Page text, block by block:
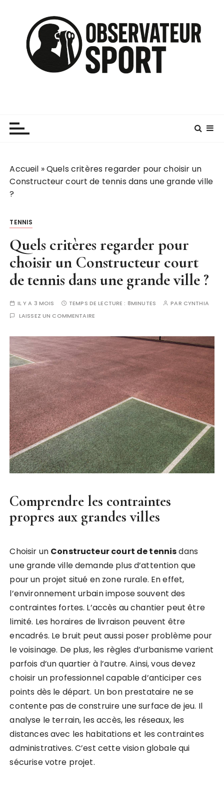
Accueil »Quels critères regarder pour choisir un
Constructeur court de tennis dans une grande ville
?
TENNIS
Quels critères regarder pour
choisir un Constructeur court
de tennis dans une grande ville ?
IL Y A 3 MOIS TEMPS DE LECTURE : 8MINUTES PAR CYNTHIA
LAISSEZ UN COMMENTAIRE
Comprendre les contraintes
propres aux grandes villes
Choisir un Constructeur court de tennisdans
une grande ville demande plus d’attention que
pour un projet situé en zone rurale. En effet,
l’environnement urbain impose souvent des
contraintes fortes. L’accès au chantier peut être
limité. Les horaires de livraison peuvent être
encadrés. Le bruit peut aussi poser problème pour
le voisinage. De plus, les règles d’urbanisme varient
parfois d’un quartier à l’autre. Ainsi, vous devez
choisir un professionnel capable d’anticiper ces
points dès le départ. Un bon prestataire ne se
contente pas de construire une surface de jeu. Il
analyse le terrain, les accès, les réseaux, les
distances avec les habitations et les contraintes
administratives. C’est cette vision globale qui
sécurise votre projet.